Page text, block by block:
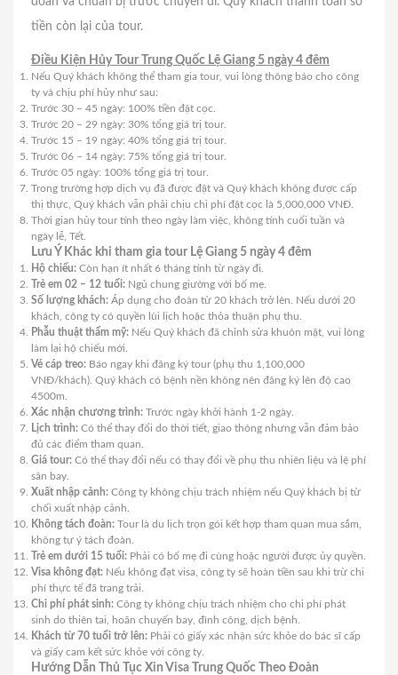
tiền còn lại của tour.
Điều Kiện Hủy Tour Trung Quốc Lệ Giang 5 ngày 4 đêm
Nếu Quý khách không thể tham gia tour, vui lòng thông báo cho công
ty và chịu phí hủy như sau:
Trước 30 – 45 ngày: 100% tiền đặt cọc.
Trước 20 – 29 ngày: 30% tổng giá trị tour.
Trước 15 – 19 ngày: 40% tổng giá trị tour.
Trước 06 – 14 ngày: 75% tổng giá trị tour.
Trước 05 ngày: 100% tổng giá trị tour.
Trong trường hợp dịch vụ đã được đặt và Quý khách không được cấp
thị thực, Quý khách vẫn phải chịu chi phí đặt cọc là 5,000,000 VNĐ.
Thời gian hủy tour tính theo ngày làm việc, không tính cuối tuần và
ngày lễ, Tết.
Lưu Ý Khác khi tham gia tour Lệ Giang 5 ngày 4 đêm
Hộ chiếu: Còn hạn ít nhất 6 tháng tính từ ngày đi.
Trẻ em 02 – 12 tuổi: Ngủ chung giường với bố mẹ.
Số lượng khách: Áp dụng cho đoàn từ 20 khách trở lên. Nếu dưới 20
khách, công ty có quyền lùi lịch hoặc thỏa thuận phụ thu.
Phẫu thuật thẩm mỹ: Nếu Quý khách đã chỉnh sửa khuôn mặt, vui lòng
làm lại hộ chiếu mới.
Vé cáp treo: Báo ngay khi đăng ký tour (phụ thu 1,100,000
VNĐ/khách). Quý khách có bệnh nền không nên đăng ký lên độ cao
4500m.
Xác nhận chương trình: Trước ngày khởi hành 1-2 ngày.
Lịch trình: Có thể thay đổi do thời tiết, giao thông nhưng vẫn đảm bảo
đủ các điểm tham quan.
Giá tour: Có thể thay đổi nếu có thay đổi về phụ thu nhiên liệu và lệ phí
sân bay.
Xuất nhập cảnh: Công ty không chịu trách nhiệm nếu Quý khách bị từ
chối xuất nhập cảnh.
Không tách đoàn: Tour là du lịch trọn gói kết hợp tham quan mua sắm,
không tự ý tách đoàn.
Trẻ em dưới 15 tuổi: Phải có bố mẹ đi cùng hoặc người được ủy quyền.
Visa không đạt: Nếu không đạt visa, công ty sẽ hoàn tiền sau khi trừ chi
phí thực tế đã trang trải.
Chi phí phát sinh: Công ty không chịu trách nhiệm cho chi phí phát
sinh do thiên tai, hoãn chuyến bay, đình công, dịch bệnh.
Khách từ 70 tuổi trở lên: Phải có giấy xác nhận sức khỏe do bác sĩ cấp
và giấy cam kết sức khỏe với công ty.
Hướng Dẫn Thủ Tục Xin Visa Trung Quốc Theo Đoàn